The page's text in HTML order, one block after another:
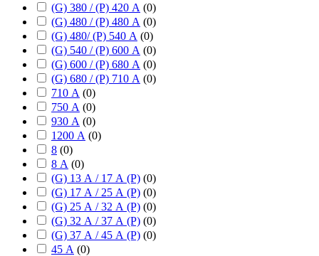
(G) 380 / (P) 420 А (0)
(G) 480 / (P) 480 А (0)
(G) 480/ (P) 540 А (0)
(G) 540 / (P) 600 А (0)
(G) 600 / (P) 680 А (0)
(G) 680 / (P) 710 А (0)
710 А (0)
750 А (0)
930 А (0)
1200 А (0)
8 (0)
8 А (0)
(G) 13 А / 17 А (P) (0)
(G) 17 А / 25 А (P) (0)
(G) 25 А / 32 А (P) (0)
(G) 32 А / 37 А (P) (0)
(G) 37 А / 45 А (P) (0)
45 А (0)